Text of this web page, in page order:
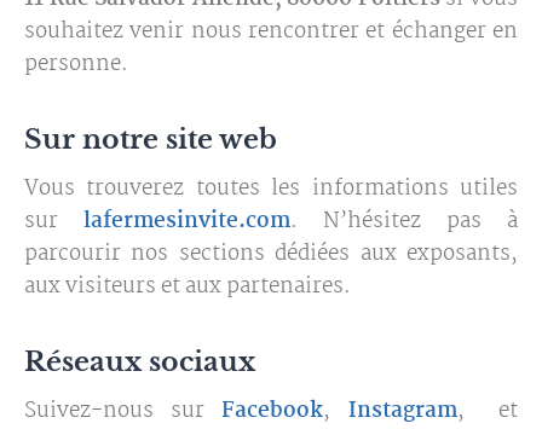
souhaitez venir nous rencontrer et échanger en
personne.
Sur notre site web
Vous trouverez toutes les informations utiles
sur lafermesinvite.com. N’hésitez pas à
parcourir nos sections dédiées aux exposants,
aux visiteurs et aux partenaires.
Réseaux sociaux
Suivez-nous sur Facebook, Instagram, et